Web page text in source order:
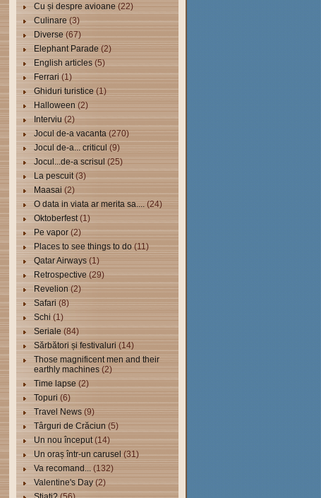
Cu și despre avioane (22)
Culinare (3)
Diverse (67)
Elephant Parade (2)
English articles (5)
Ferrari (1)
Ghiduri turistice (1)
Halloween (2)
Interviu (2)
Jocul de-a vacanta (270)
Jocul de-a... criticul (9)
Jocul...de-a scrisul (25)
La pescuit (3)
Maasai (2)
O data in viata ar merita sa.... (24)
Oktoberfest (1)
Pe vapor (2)
Places to see things to do (11)
Qatar Airways (1)
Retrospective (29)
Revelion (2)
Safari (8)
Schi (1)
Seriale (84)
Sărbători și festivaluri (14)
Those magnificent men and their
earthly machines (2)
Time lapse (2)
Topuri (6)
Travel News (9)
Târguri de Crăciun (5)
Un nou început (14)
Un oraș într-un carusel (31)
Va recomand...
(132)
Valentine's Day (2)